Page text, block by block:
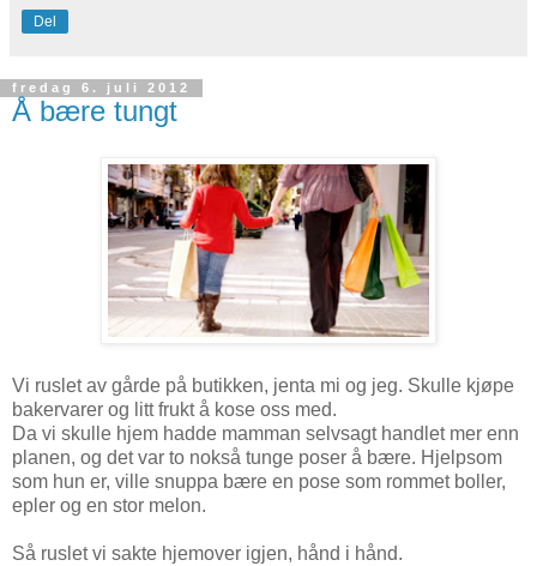
Del
fredag 6. juli 2012
Å bære tungt
Vi ruslet av gårde på butikken, jenta mi og jeg. Skulle kjøpe
bakervarer og litt frukt å kose oss med.
Da vi skulle hjem hadde mamman selvsagt handlet mer enn
planen, og det var to nokså tunge poser å bære. Hjelpsom
som hun er, ville snuppa bære en pose som rommet boller,
epler og en stor melon.
Så ruslet vi sakte hjemover igjen, hånd i hånd.